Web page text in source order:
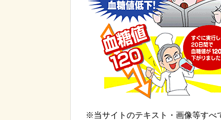
※当サイトのテキスト・画像等すべ